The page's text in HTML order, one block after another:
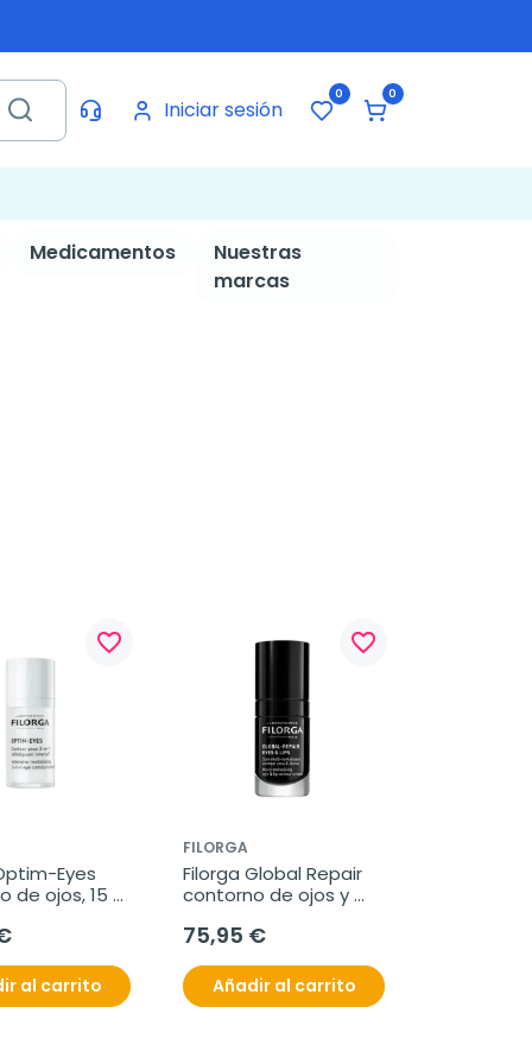
Iniciar sesión
0 0
Medicamentos
Nuestras
marcas
favorite_border
Eyes
de ojos, 15
al carrito
favorite_border
FILORGA
Filorga Global Repair
contorno de ojos y
75,95 €
Añadir al carrito